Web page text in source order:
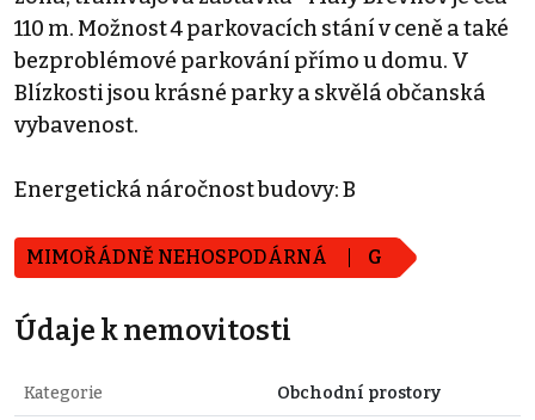
110 m. Možnost 4 parkovacích stání v ceně a také
bezproblémové parkování přímo u domu. V
Blízkosti jsou krásné parky a skvělá občanská
vybavenost.
Energetická náročnost budovy: B
MIMOŘÁDNĚ NEHOSPODÁRNÁ G
Údaje k nemovitosti
Kategorie Obchodní prostory